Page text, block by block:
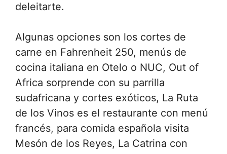
deleitarte.
Algunas opciones son los cortes de
carne en Fahrenheit 250, menús de
cocina italiana en Otelo o NUC, Out of
Africa sorprende con su parrilla
sudafricana y cortes exóticos, La Ruta
de los Vinos es el restaurante con menú
francés, para comida española visita
Mesón de los Reyes, La Catrina con